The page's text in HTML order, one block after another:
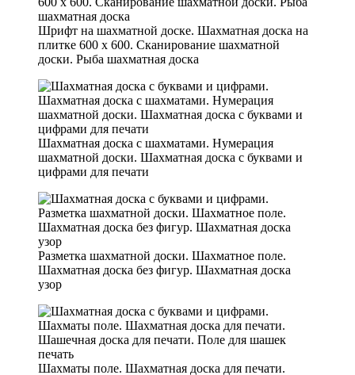
Шрифт на шахматной доске. Шахматная доска на
плитке 600 х 600. Сканирование шахматной
доски. Рыба шахматная доска
Шахматная доска с шахматами. Нумерация
шахматной доски. Шахматная доска с буквами и
цифрами для печати
Разметка шахматной доски. Шахматное поле.
Шахматная доска без фигур. Шахматная доска
узор
Шахматы поле. Шахматная доска для печати.